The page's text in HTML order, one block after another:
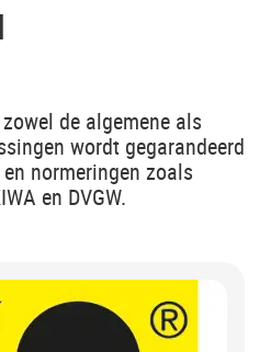
de algemene als
wordt gegarandeerd
normeringen zoals
en DVGW.